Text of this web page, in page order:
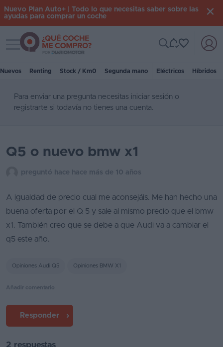
Iniciar
Inicio
Renting
Suscripción
Stock
Segunda
Híbridos
Ofertas
Nuevo Plan Auto+ | Todo lo que necesitas saber sobre las
ayudas para comprar un coche
Toggle navigation
Nuevos Renting Stock / Km0 Segunda mano Eléctricos Híbridos
Para enviar una pregunta necesitas iniciar sesión o
registrarte si todavía no tienes una cuenta.
Q5 o nuevo bmw x1
preguntó hace hace más de 10 años
A igualdad de precio cual me aconsejáis. Me han hecho una
buena oferta por el Q 5 y sale al mismo precio que el bmw
x1. También creo que se debe a que Audi va a cambiar el
q5 este año.
Opiniones Audi Q5 Opiniones BMW X1
Añadir comentario
Responder
2 respuestas